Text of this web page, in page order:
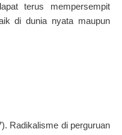
terus mempersempit
di dunia nyata maupun
Radikalisme di perguruan